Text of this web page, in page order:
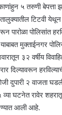
५ तरुणी
तालुक्यातील टिटवी
पारोळा
मुक्ताईनगर
३२ वर्षीय
दिल्यावरून
दुपारी २ वाजता
घटनेत रावेर शहरातून
आली आहे.